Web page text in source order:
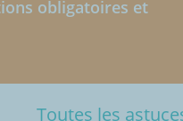
obligatoires et
Toutes les